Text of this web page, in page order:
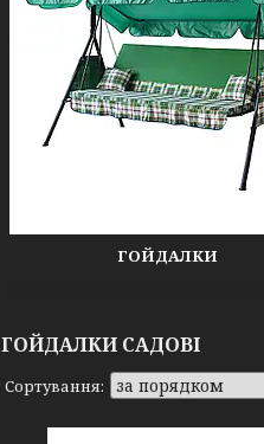
ГОЙДАЛКИ
ГОЙДАЛКИ САДОВІ